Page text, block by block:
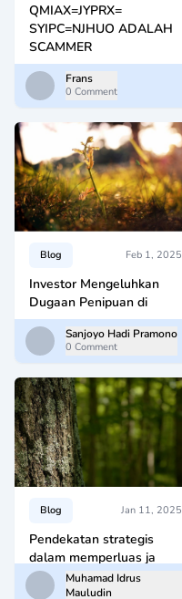
QMIAX=JYPRX=
SYIPC=NJHUO ADALAH
SCAMMER
Frans
0 Comment
Blog Feb 1, 2025
Investor Mengeluhkan
Dugaan Penipuan di
Sanjoyo Hadi Pramono
0 Comment
Blog Jan 11, 2025
Pendekatan strategis
dalam memperluas ja
Muhamad Idrus
Mauludin